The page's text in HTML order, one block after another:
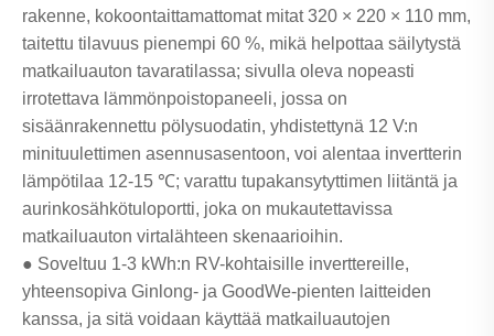
rakenne, kokoontaittamattomat mitat 320 × 220 × 110 mm,
taitettu tilavuus pienempi 60 %, mikä helpottaa säilytystä
matkailuauton tavaratilassa; sivulla oleva nopeasti
irrotettava lämmönpoistopaneeli, jossa on
sisäänrakennettu pölysuodatin, yhdistettynä 12 V:n
minituulettimen asennusasentoon, voi alentaa invertterin
lämpötilaa 12-15 ℃; varattu tupakansytyttimen liitäntä ja
aurinkosähkötuloportti, joka on mukautettavissa
matkailuauton virtalähteen skenaarioihin.
● Soveltuu 1-3 kWh:n RV-kohtaisille inverttereille,
yhteensopiva Ginlong- ja GoodWe-pienten laitteiden
kanssa, ja sitä voidaan käyttää matkailuautojen